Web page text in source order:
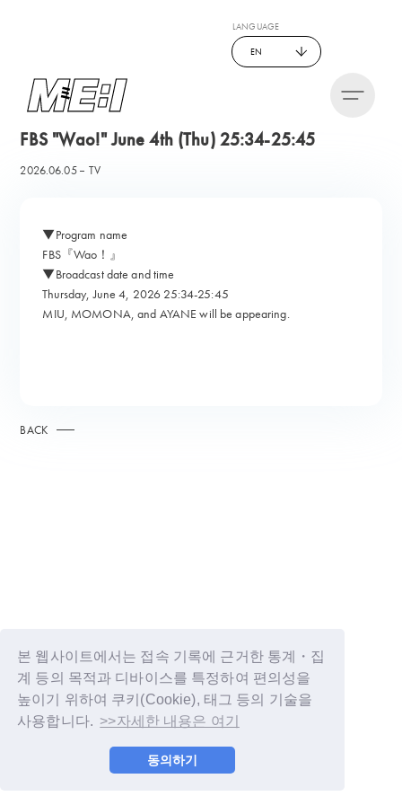
본 웹사이트에서는 접속 기록에 근거한 통계・집
계 등의 목적과 디바이스를 특정하여 편의성을
높이기 위하여 쿠키(Cookie), 태그 등의 기술을
사용합니다. >>자세한 내용은 여기
동의하기
LANGUAGE
EN
FBS "Wao!" June 4th (Thu) 25:34-25:45
2026.06.05 TV
▼Program name
FBS『Wao！』
▼Broadcast date and time
Thursday, June 4, 2026 25:34-25:45
MIU, MOMONA, and AYANE will be appearing.
BACK